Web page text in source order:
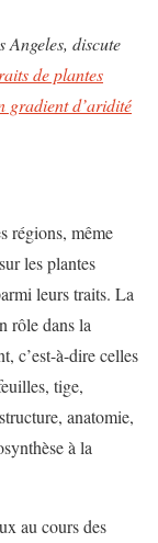
discute
de plantes
gradient d’aridité
régions, même
les plantes
leurs traits. La
rôle dans la
c’est-à-dire celles
tige,
anatomie,
à la
au cours des